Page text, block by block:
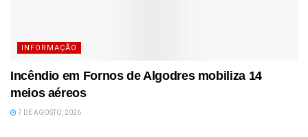
INFORMAÇÃO
Incêndio em Fornos de Algodres mobiliza 14
meios aéreos
7 DE AGOSTO, 2026